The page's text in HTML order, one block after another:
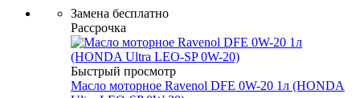
Замена бесплатно
Рассрочка
Быстрый просмотр
Масло мотоpное Ravenol DFE 0W-20 1л (HONDA